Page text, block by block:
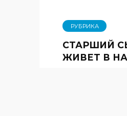
РУБРИКА
СТАРШИЙ
ЖИВЕТ В